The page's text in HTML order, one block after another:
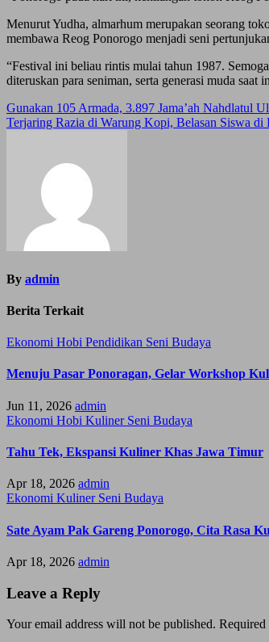
Menurut Yudha, almarhum merupakan seorang
membawa Reog Ponorogo menjadi seni
“Festival ini beliau rintis mulai tahun 1987.
diteruskan para seniman, serta generasi muda
Post
navigation
Gunakan 105 Armada, 3.897 Jama’ah Nahdlatul
Terjaring Razia di Warung Kopi, Belasan Siswa
By admin
Berita Terkait
Ekonomi Hobi Pendidikan Seni Budaya
Menuju Pasar Ponoragan, Gelar Workshop
Jun 11, 2026 admin
Ekonomi Hobi Kuliner Seni Budaya
Tahu Tek, Ekspansi Kuliner Khas Jawa Timur
Apr 18, 2026 admin
Ekonomi Kuliner Seni Budaya
Sate Ayam Pak Gareng Ponorogo, Cita Rasa
Apr 18, 2026 admin
Leave a Reply
Your email address will not be published. Required